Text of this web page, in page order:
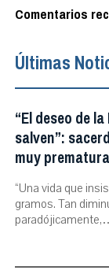
Comentarios
Últimas
“El deseo de
salven”:
muy prematura
“Una vida que
gramos. Tan